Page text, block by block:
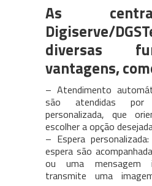
As
Digiserve/
diversas
vantagens,
– Atendimento
são atendidas por
personalizada, que
escolher a opção
– Espera
espera são
ou uma mensagem
transmite uma